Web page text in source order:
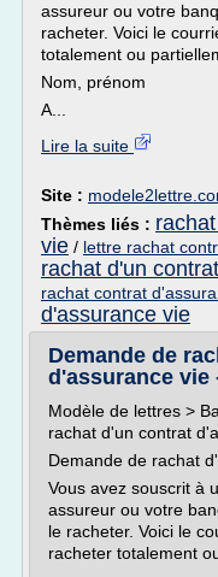
assureur ou votre
racheter. Voici le
totalement ou
Nom, prénom
A...
Lire la suite
Site :
Thèmes liés :
vie / lettre rachat
rachat d'un
rachat contrat
d'assurance vie
Demande de
d'assurance vie
Modèle de lettres >
rachat d'un contrat
Demande de rachat
Vous avez souscrit à
assureur ou votre
le racheter. Voici le
racheter totalement